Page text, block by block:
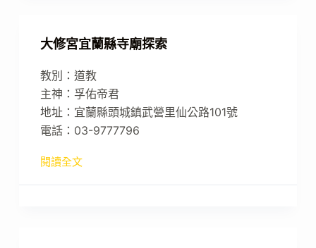
大修宮宜蘭縣寺廟探索
教別：道教
主神：孚佑帝君
地址：宜蘭縣頭城鎮武營里仙公路101號
電話：03-9777796
閱讀全文